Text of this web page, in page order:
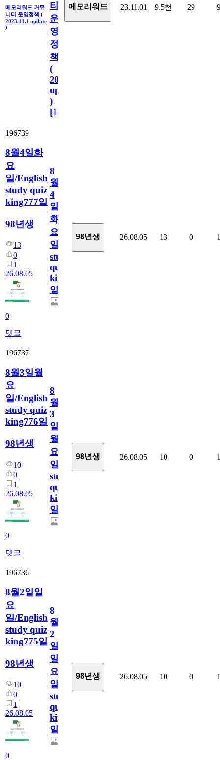
메모리워드 커뮤
니티 운영정책 (
2023.11.1 update
)
티
운
영
정
책
(
2023.11.1
update
)
[110
메모리워드 23.11.01 9.5천 29 9
196739
8월4일화
요
일/English
study quiz
king777일
98년생
13
0
1
26.08.05
0
댓글
8
월
4
일
화
요
일/English
study
quiz
king777
일
98년생 26.08.05 13 0 1
196737
8월3일월
요
일/English
study quiz
king776일
98년생
10
0
1
26.08.05
0
댓글
8
월
3
일
월
요
일/English
study
quiz
king776
일
98년생 26.08.05 10 0 1
196736
8월2일일
요
일/English
study quiz
king775일
98년생
10
0
1
26.08.05
0
8
월
2
일
일
요
일/English
study
quiz
king775
일
98년생 26.08.05 10 0 1